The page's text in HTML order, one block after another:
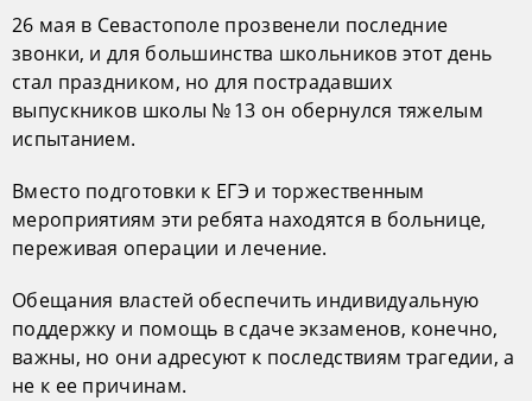
26 мая в Севастополе прозвенели последние
звонки, и для большинства школьников этот день
стал праздником, но для пострадавших
выпускников школы № 13 он обернулся тяжелым
испытанием.
Вместо подготовки к ЕГЭ и торжественным
мероприятиям эти ребята находятся в больнице,
переживая операции и лечение.
Обещания властей обеспечить индивидуальную
поддержку и помощь в сдаче экзаменов, конечно,
важны, но они адресуют к последствиям трагедии, а
не к ее причинам.